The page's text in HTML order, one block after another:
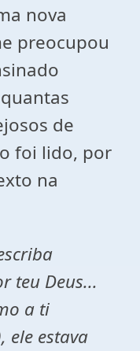
nova
preocupou
de
foi lido, por
na
teu Deus...
a ti
ele estava